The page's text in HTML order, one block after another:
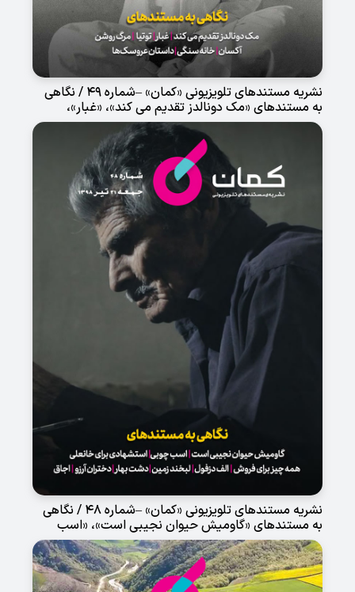
نشریه مستندهای تلویزیونی «کمان» –شماره 49 / نگاهی
به مستندهای «مک دونالدز تقدیم می کند»، «غبار»،
«توتیا»، «مرگ روشن»، «آکسان»، «خانه سنگی» و «داستان
عروسک ها»
نشریه مستندهای تلویزیونی «کمان» –شماره ۴۸ / نگاهی
به مستندهای «گاومیش حیوان نجیبی است»، «اسب
چوبی»، «استشهادی برای خانعلی»، «همه چیز برای
فروش»، «الف دزفول»، «لبخند زمین»، «دشت بهار»،
«دختران آرزو» و «اجاق»